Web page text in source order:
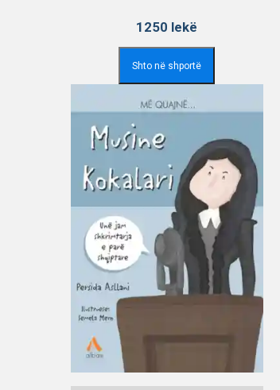
1250 lekë
Shto në shportë